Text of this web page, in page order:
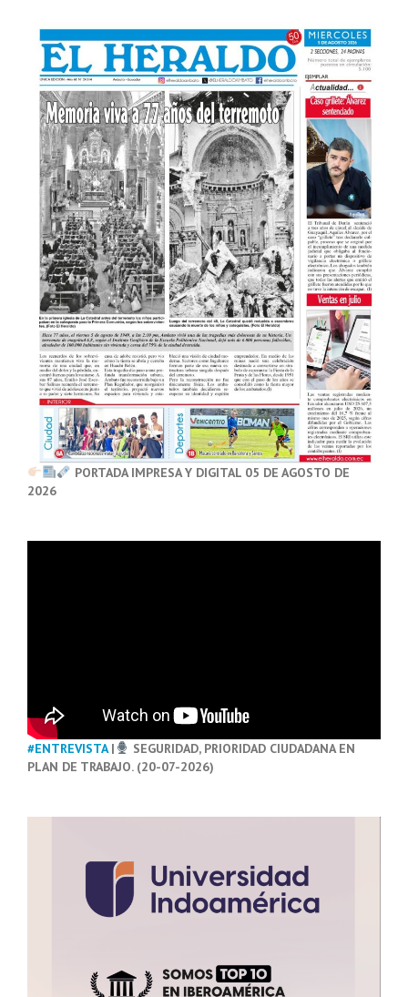
PORTADA IMPRESA Y DIGITAL 05 DE AGOSTO DE
2026
#ENTREVISTA|
SEGURIDAD, PRIORIDAD CIUDADANA EN
PLAN DE TRABAJO. (20-07-2026)